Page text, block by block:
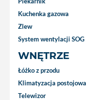
Kuchenka gazowa
Zlew
System wentylacji SOG
WNĘTRZE
Łóżko z przodu
Klimatyzacja postojowa
Telewizor